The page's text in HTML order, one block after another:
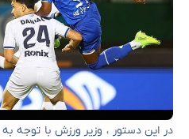
در این دستور ، وزیر ورزش با توجه